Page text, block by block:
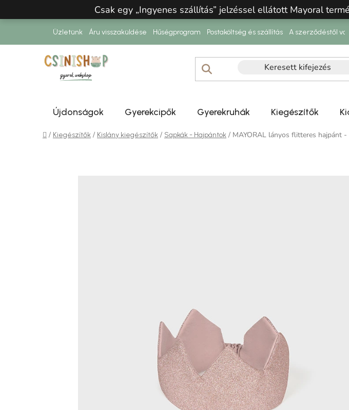
Csak egy „Ingyenes szállítás” jelzéssel ellátott Mayoral
Üzletünk Áru visszaküldése Hűségprogram Postaköltség és szállítás A szerződéstől
Újdonságok Gyerekcipők Gyerekruhák Kiegészítők
Kezdőlap
/ Kiegészítők / Kislány kiegészítők / Sapkák - Hajpántok / MAYORAL lányos flitteres hajpánt -